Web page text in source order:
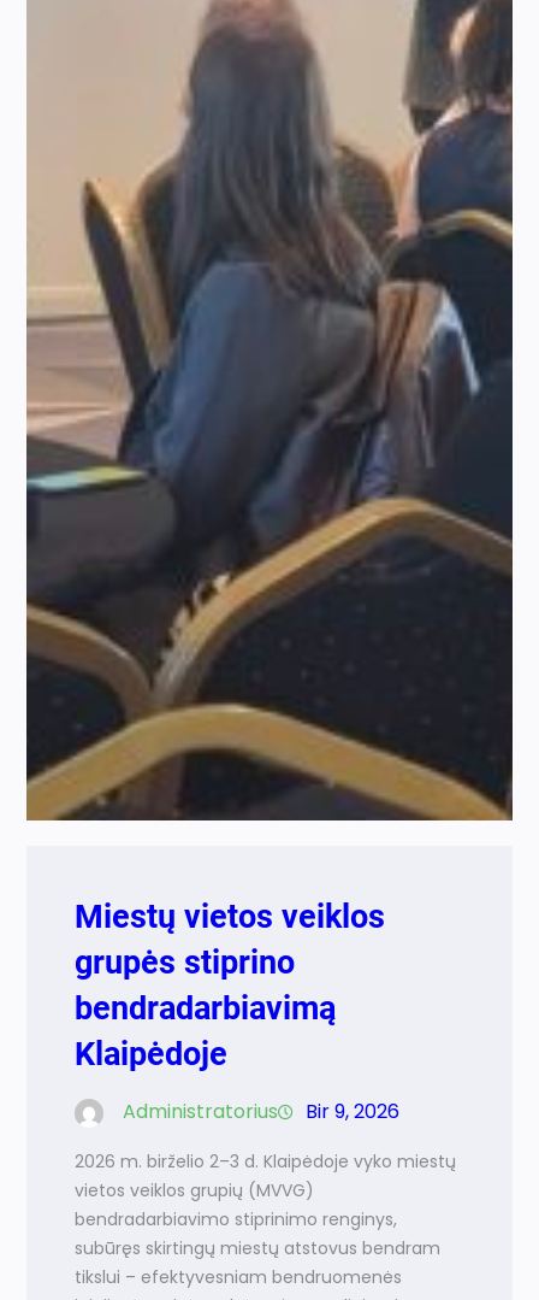
Miestų vietos veiklos
grupės stiprino
bendradarbiavimą
Klaipėdoje
Administratorius Bir 9, 2026
2026 m. birželio 2–3 d. Klaipėdoje vyko miestų
vietos veiklos grupių (MVVG)
bendradarbiavimo stiprinimo renginys,
subūręs skirtingų miestų atstovus bendram
tikslui – efektyvesniam bendruomenės